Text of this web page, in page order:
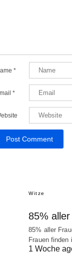
*
*
Witze
85%
85% aller
Frauen finden
1 Woche